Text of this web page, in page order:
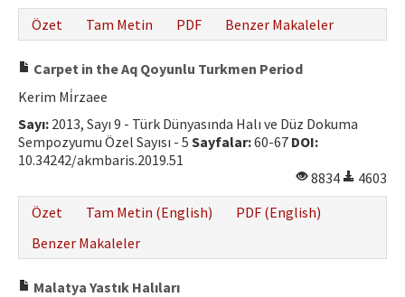
Özet
Tam Metin PDF Benzer Makaleler
Carpet in the Aq Qoyunlu Turkmen Period
Kerim Mi̇rzaee
Sayı: 2013, Sayı 9 - Türk Dünyasında Halı ve Düz Dokuma
Sempozyumu Özel Sayısı - 5 Sayfalar:60-67 DOI:
10.34242/akmbaris.2019.51
8834
4603
Özet
Tam Metin (English)
PDF (English)
Benzer Makaleler
Malatya Yastık Halıları